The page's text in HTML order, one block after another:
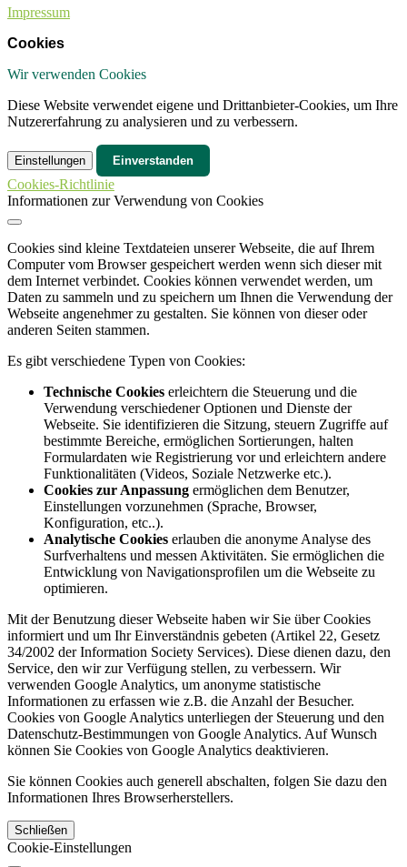
Impressum
Cookies
Wir verwenden Cookies
Diese Website verwendet eigene und Drittanbieter-Cookies, um Ihre
Nutzererfahrung zu analysieren und zu verbessern.
Einstellungen Einverstanden
Cookies-Richtlinie
Informationen zur Verwendung von Cookies
Cookies sind kleine Textdateien unserer Webseite, die auf Ihrem
Computer vom Browser gespeichert werden wenn sich dieser mit
dem Internet verbindet. Cookies können verwendet werden, um
Daten zu sammeln und zu speichern um Ihnen die Verwendung der
Webseite angenehmer zu gestalten. Sie können von dieser oder
anderen Seiten stammen.
Es gibt verschiedene Typen von Cookies:
Technische Cookies erleichtern die Steuerung und die
Verwendung verschiedener Optionen und Dienste der
Webseite. Sie identifizieren die Sitzung, steuern Zugriffe auf
bestimmte Bereiche, ermöglichen Sortierungen, halten
Formulardaten wie Registrierung vor und erleichtern andere
Funktionalitäten (Videos, Soziale Netzwerke etc.).
Cookies zur Anpassung ermöglichen dem Benutzer,
Einstellungen vorzunehmen (Sprache, Browser,
Konfiguration, etc..).
Analytische Cookies erlauben die anonyme Analyse des
Surfverhaltens und messen Aktivitäten. Sie ermöglichen die
Entwicklung von Navigationsprofilen um die Webseite zu
optimieren.
Mit der Benutzung dieser Webseite haben wir Sie über Cookies
informiert und um Ihr Einverständnis gebeten (Artikel 22, Gesetz
34/2002 der Information Society Services). Diese dienen dazu, den
Service, den wir zur Verfügung stellen, zu verbessern. Wir
verwenden Google Analytics, um anonyme statistische
Informationen zu erfassen wie z.B. die Anzahl der Besucher.
Cookies von Google Analytics unterliegen der Steuerung und den
Datenschutz-Bestimmungen von Google Analytics. Auf Wunsch
können Sie Cookies von Google Analytics deaktivieren.
Sie können Cookies auch generell abschalten, folgen Sie dazu den
Informationen Ihres Browserherstellers.
Schließen
Cookie-Einstellungen